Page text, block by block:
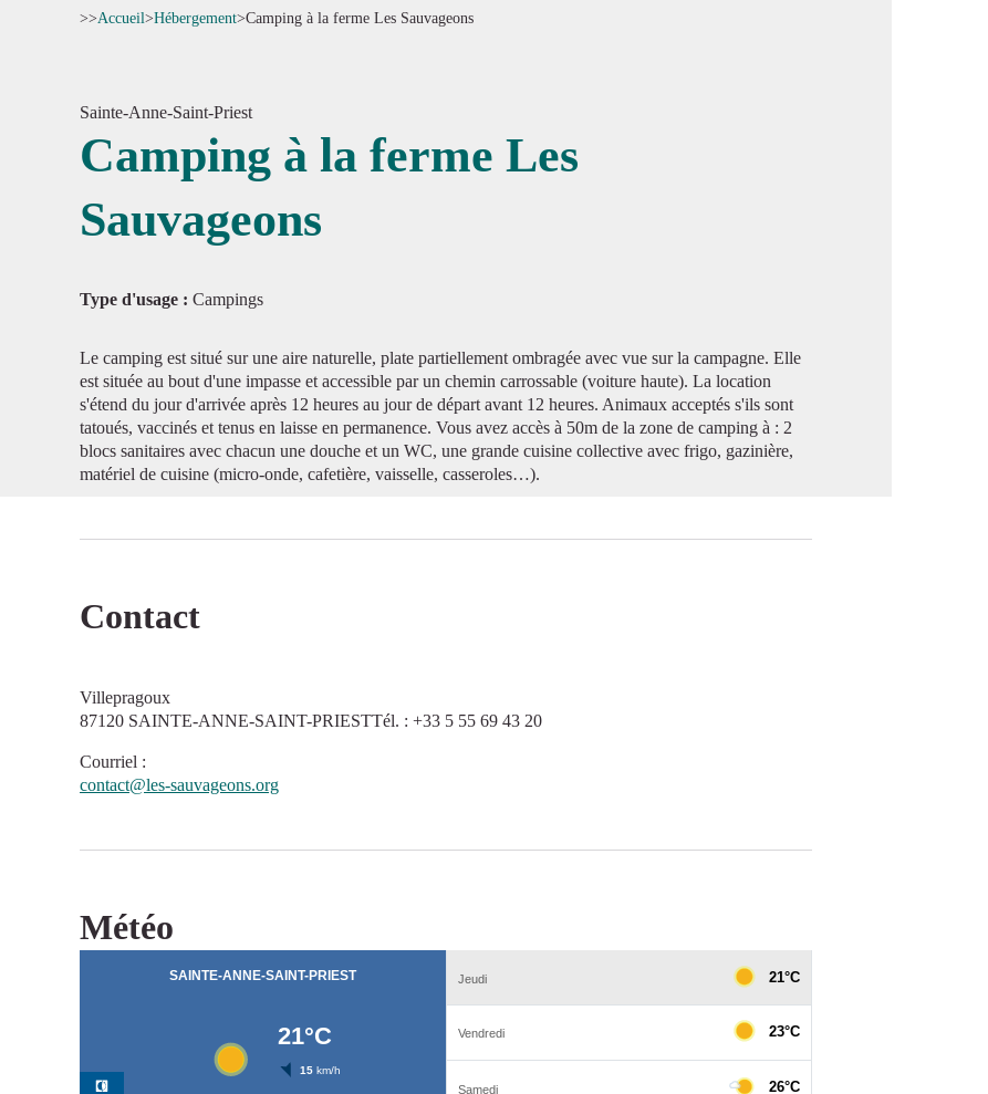
>>Accueil>Hébergement>Camping à la ferme Les Sauvageons
Sainte-Anne-Saint-Priest
Camping à la ferme Les
Sauvageons
Type d'usage : Campings
Le camping est situé sur une aire naturelle, plate partiellement ombragée avec vue sur la campagne. Elle
est située au bout d'une impasse et accessible par un chemin carrossable (voiture haute). La location
s'étend du jour d'arrivée après 12 heures au jour de départ avant 12 heures. Animaux acceptés s'ils sont
tatoués, vaccinés et tenus en laisse en permanence. Vous avez accès à 50m de la zone de camping à : 2
blocs sanitaires avec chacun une douche et un WC, une grande cuisine collective avec frigo, gazinière,
matériel de cuisine (micro-onde, cafetière, vaisselle, casseroles…).
Contact
Villepragoux
87120 SAINTE-ANNE-SAINT-PRIESTTél. : +33 5 55 69 43 20
Courriel :
contact@les-sauvageons.org
Météo